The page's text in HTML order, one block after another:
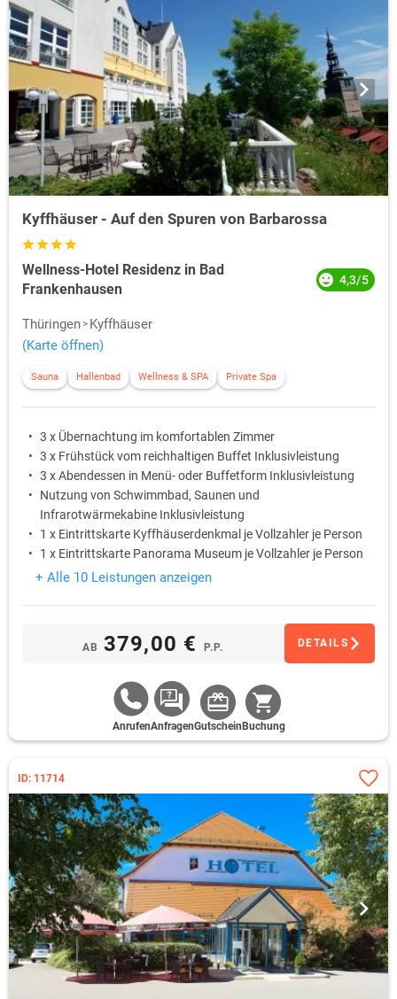
Kyffhäuser - Auf den Spuren von Barbarossa
Wellness-Hotel Residenz in Bad
Frankenhausen
4,3/5
Thüringen
Kyffhäuser
(Karte öffnen)
Sauna Hallenbad Wellness & SPA Private Spa
3 x Übernachtung im komfortablen Zimmer
3 x Frühstück vom reichhaltigen Buffet Inklusivleistung
3 x Abendessen in Menü- oder Buffetform Inklusivleistung
Nutzung von Schwimmbad, Saunen und
Infrarotwärmekabine Inklusivleistung
1 x Eintrittskarte Kyffhäuserdenkmal je Vollzahler je Person
1 x Eintrittskarte Panorama Museum je Vollzahler je Person
+ Alle 10 Leistungen anzeigen
AB 379,00 € P.P. DETAILS
AnrufenAnfragenGutschein Buchung
ID: 11714